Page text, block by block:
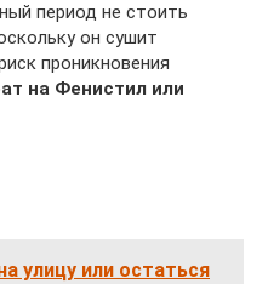
период не стоить
он сушит
проникновения
на Фенистил или
улицу или остаться